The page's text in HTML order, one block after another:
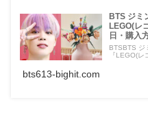
BTS ジミ
LEGO(レ
日・購入
BTSBTS ジ
『LEGO(レ
bts613-bighit.com